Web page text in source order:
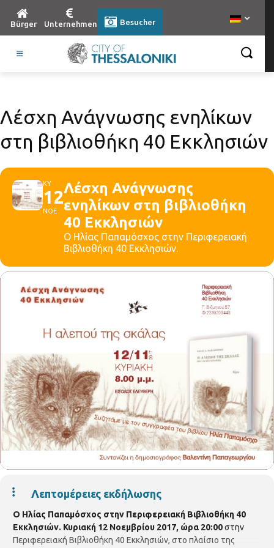
Bürger Unternehmen Besucher
Λέσχη Ανάγνωσης ενηλίκων
στη βιβλιοθήκη 40 Εκκλησιών
ΚΥ
12
ΝΟΕ
Λέσχη Ανάγνωσης
ενηλίκων στη βιβλιοθήκη
40 Εκκλησιών
Ο Ηλίας Παπαμόσχος στην Περιφερειακή
Βιβλιοθήκη 40 Εκκλησιών.
Λεπτομέρειες εκδήλωσης
Ο Ηλίας Παπαμόσχος στην Περιφερειακή Βιβλιοθήκη 40
Εκκλησιών. Κυριακή 12 Νοεμβρίου 2017, ώρα 20:00στην
Περιφερειακή Βιβλιοθήκη 40 Εκκλησιών, στο πλαίσιο της